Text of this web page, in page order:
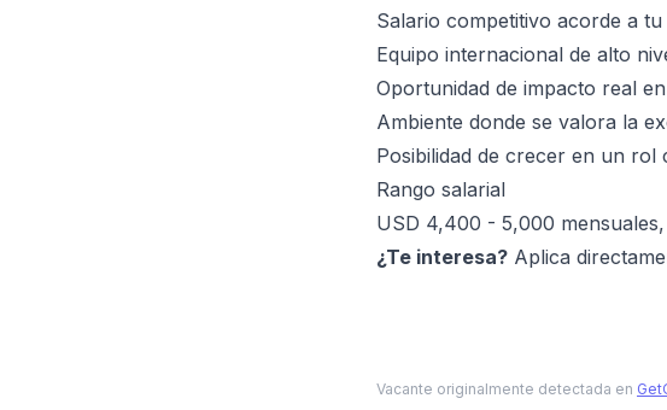
Salario competitivo acorde a
Equipo internacional de alto
Oportunidad de impacto real
Ambiente donde se valora la
Posibilidad de crecer en un rol
Rango salarial
USD 4,400 - 5,000
¿Te interesa? Aplica
Vacante originalmente detectada en